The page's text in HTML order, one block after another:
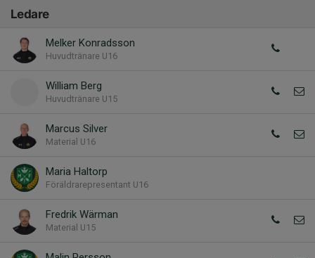
Ledare
Melker Konradsson
Huvudtränare U16
William Berg
Huvudtränare U15
Marcus Silver
Material U16
Maria Haltorp
Föräldrarepresentant U16
Fredrik Wärman
Material U15